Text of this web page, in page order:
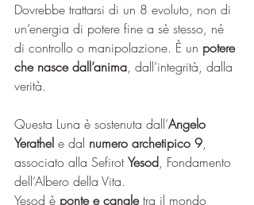
Dovrebbe trattarsi di un 8 evoluto, non di
un’energia di potere fine a sè stesso, né
di controllo o manipolazione. È un potere
che nasce dall’anima, dall’integrità, dalla
verità.
Questa Luna è sostenuta dall’Angelo
Yerathel e dal numero archetipico 9,
associato alla Sefirot Yesod, Fondamento
dell’Albero della Vita.
Yesod è ponte e canale tra il mondo